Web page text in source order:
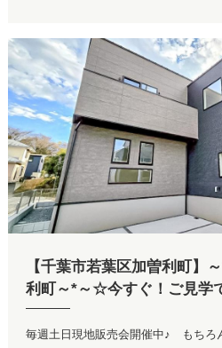
【千葉市若葉区加曽利町】
利町～*～☆今すぐ！ご見学
待ちしてます♪
毎週土日現地販売会開催中♪ もちろ